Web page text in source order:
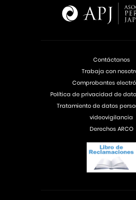
Contáctanos
Trabaja con
Comprobantes
Política de privacidad de
Tratamiento de datos
videovigilancia
Derechos ARCO